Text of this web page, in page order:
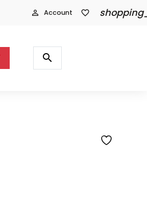
person_outline Account favorite_border
Producten
zoeken
search